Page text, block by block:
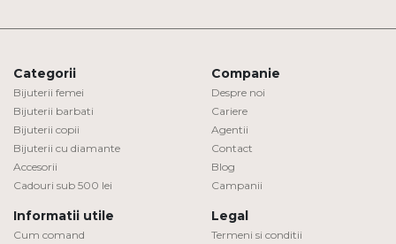
Categorii
Bijuterii femei
Bijuterii barbati
Bijuterii copii
Bijuterii cu diamante
Accesorii
Cadouri sub 500 lei
Companie
Despre noi
Cariere
Agentii
Contact
Blog
Campanii
Informatii utile
Cum comand
Legal
Termeni si conditii